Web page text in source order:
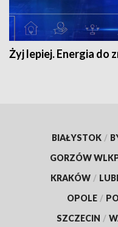
Żyj lepiej. Energia do
BIAŁYSTOK /
GORZÓW
KRAKÓW /
OPOLE /
SZCZECIN /